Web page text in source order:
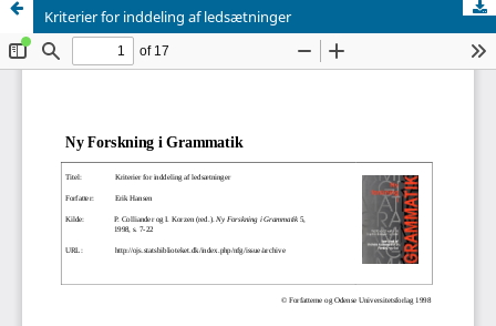
Kriterier for inddeling af ledsætninger